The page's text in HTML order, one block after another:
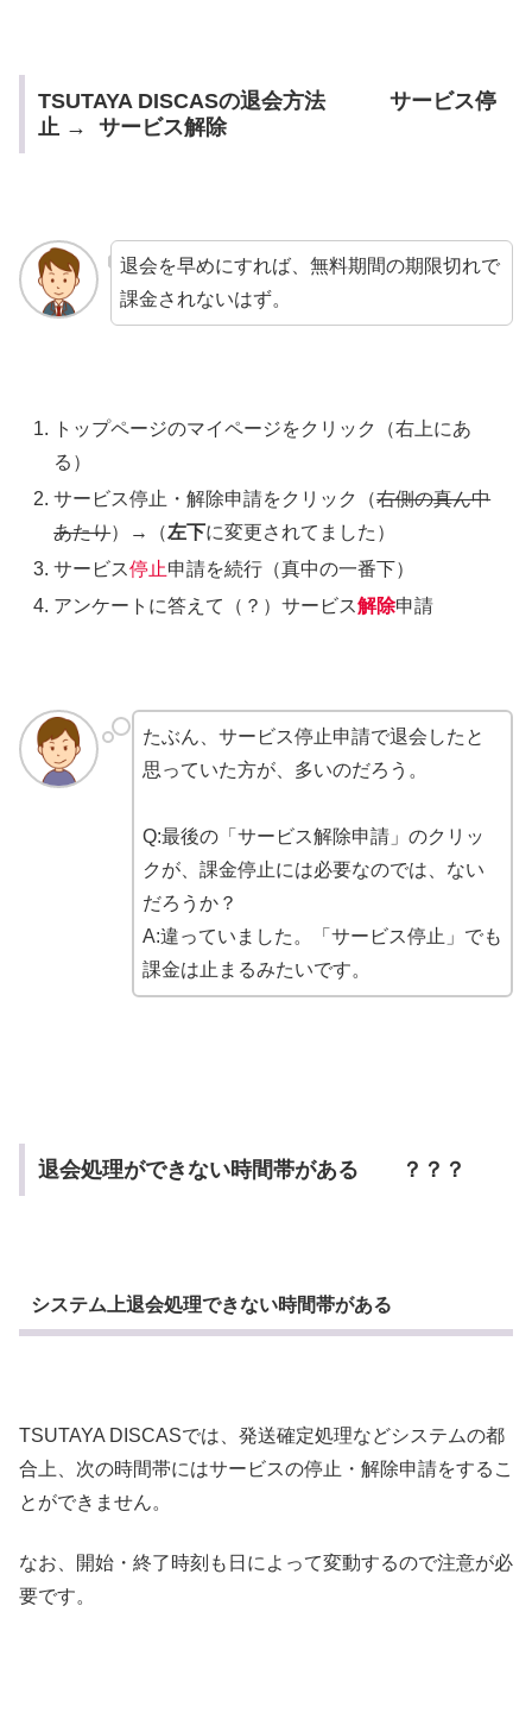
TSUTAYA DISCASの退会方法 サービス停
止 → サービス解除
退会を早めにすれば、無料期間の期限切れで
課金されないはず。
トップページのマイページをクリック（右上にあ
る）
サービス停止・解除申請をクリック（右側の真ん中
あたり）→（左下に変更されてました）
サービス停止申請を続行（真中の一番下）
アンケートに答えて（？）サービス解除申請
たぶん、サービス停止申請で退会したと
思っていた方が、多いのだろう。
Q:最後の「サービス解除申請」のクリッ
クが、課金停止には必要なのでは、ない
だろうか？
A:違っていました。「サービス停止」でも
課金は止まるみたいです。
退会処理ができない時間帯がある ？？？
システム上退会処理できない時間帯がある
TSUTAYA DISCASでは、発送確定処理などシステムの都
合上、次の時間帯にはサービスの停止・解除申請をするこ
とができません。
なお、開始・終了時刻も日によって変動するので注意が必
要です。